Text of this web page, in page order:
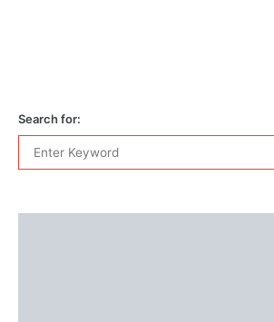
Search for: